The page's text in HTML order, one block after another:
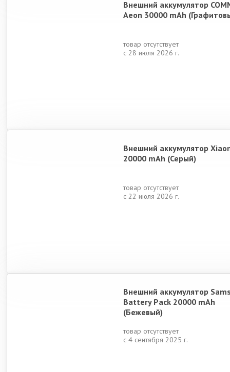
Внешний аккумулятор
Aeon 30000 mAh
товар отсутствует
с 28 июля 2026 г.
Внешний аккумулятор
20000 mAh (Серый)
товар отсутствует
с 22 июля 2026 г.
Внешний аккумулятор
Battery Pack 20000 mAh
(Бежевый)
товар отсутствует
с 4 сентября 2025 г.